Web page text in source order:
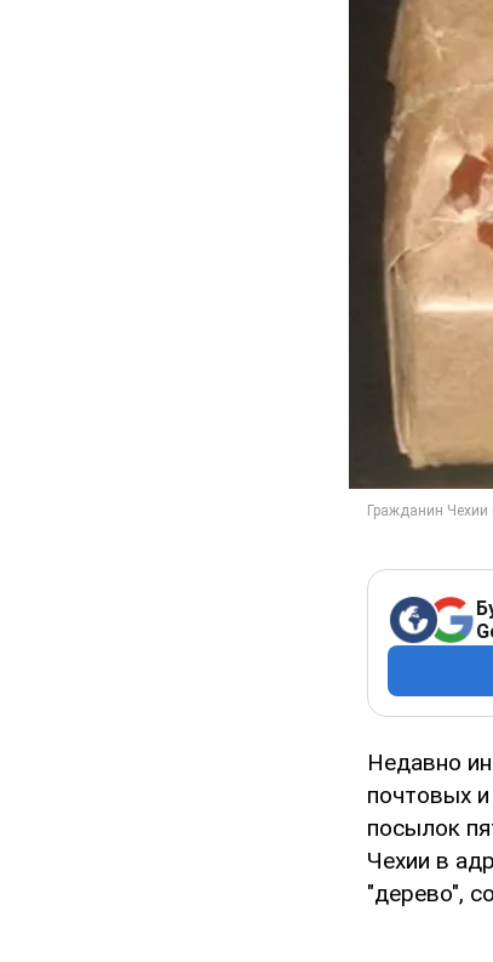
Недавно
почтовых
посылок
Чехии в
"дерево",